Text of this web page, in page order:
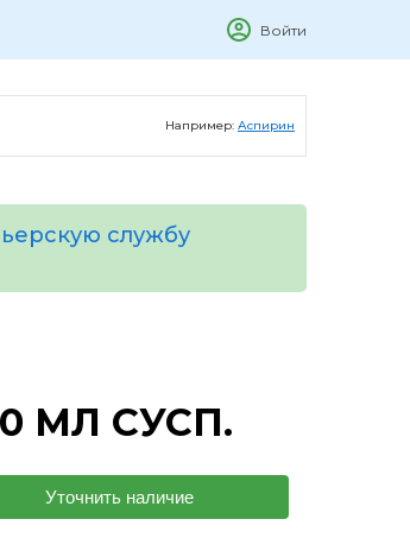
Войти
Например: Аспирин
службу
МЛ СУСП.
Уточнить наличие